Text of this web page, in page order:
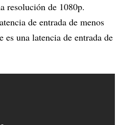
resolución de 1080p.
de entrada de menos
es una latencia de entrada de